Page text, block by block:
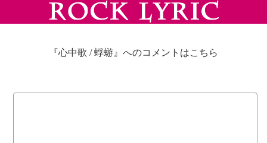
『心中歌 / 蜉蝣』へのコメントはこちら